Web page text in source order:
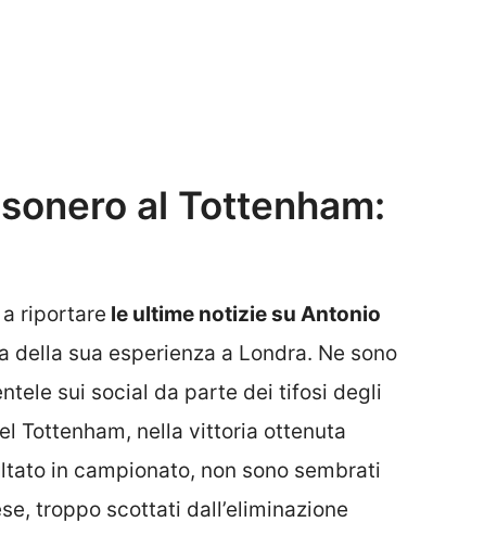
al Tottenham:
a riportare le ultime notizie su Antonio
sua esperienza a Londra. Ne sono
sui social da parte dei tifosi degli
Tottenham, nella vittoria ottenuta
in campionato, non sono sembrati
troppo scottati dall’eliminazione